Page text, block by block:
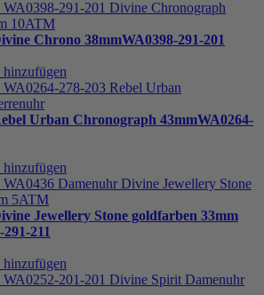
Chrono 38mmWA0398-291-201
hinzufügen
Urban Chronograph 43mmWA0264-
hinzufügen
Jewellery Stone goldfarben 33mm
211
hinzufügen